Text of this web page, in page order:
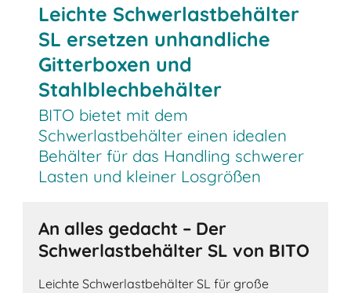
Leichte Schwerlastbehälter
SL ersetzen unhandliche
Gitterboxen und
Stahlblechbehälter
BITO bietet mit dem
Schwerlastbehälter einen idealen
Behälter für das Handling schwerer
Lasten und kleiner Losgrößen
An alles gedacht – Der
Schwerlastbehälter SL von BITO
Leichte Schwerlastbehälter SL für große